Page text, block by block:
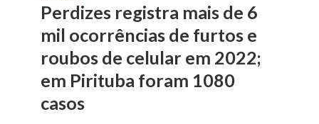
Perdizes registra mais de 6
mil ocorrências de furtos e
roubos de celular em 2022;
em Pirituba foram 1080
casos